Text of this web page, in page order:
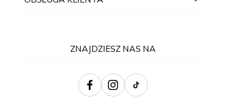
ZNAJDZIESZ NAS NA